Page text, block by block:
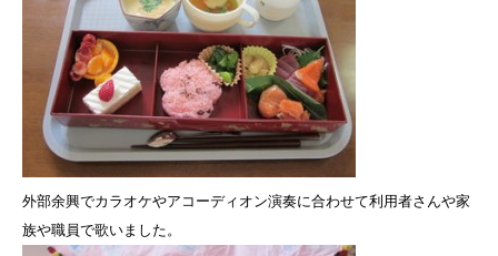
外部余興でカラオケやアコーディオン演奏に合わせて利用者さんや家
族や職員で歌いました。